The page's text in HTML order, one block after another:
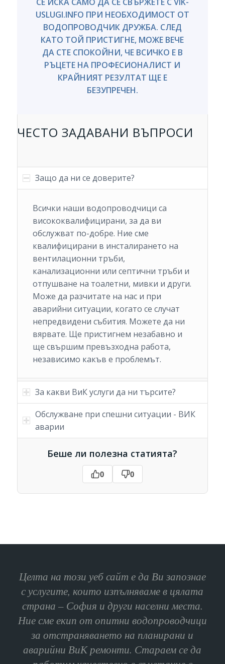
USLUGI.INFO ПРИ НЕОБХОДИМОСТ ОТ
ВОДОПРОВОДЧИК ДРУЖБА. СЛЕД
КАТО ТОЙ ПРИСТИГНЕ, МОЖЕ ВЕЧЕ
ДА СТЕ СПОКОЙНИ, ЧЕ ВСИЧКО Е В
РЪЦЕТЕ НА ПРОФЕСИОНАЛИСТ И
КРАЙНИЯТ РЕЗУЛТАТ ЩЕ Е
БЕЗУПРЕЧЕН.
ЧЕСТО ЗАДАВАНИ ВЪПРОСИ
Защо да ни се доверите?
Всички наши водопроводчици са
висококвалифицирани, за да ви
обслужват по-добре. Ние сме
квалифицирани в инсталирането на
вентилационни тръби,
канализационни или септични тръби и
отпушване на тоалетни, мивки и други.
Може да разчитате на нас и при
аварийни ситуации, когато се случат
непредвидени събития. Можете да ни
вярвате. Ще пристигнем незабавно и
ще свършим превъзходна работа,
независимо какъв е проблемът.
За какви ВиК услуги да ни търсите?
Обслужване при спешни ситуации - ВИК
аварии
Беше ли полезна статията?
0 0
Целта на този уеб сайт е да Ви запознае
с услугите, които изпълняваме в цялата
страна – София и други населни места.
Ние сме екип от опитни водопроводчици
за отстраняването на планирани и
аварийни ВиК ремонти. Стараем се да